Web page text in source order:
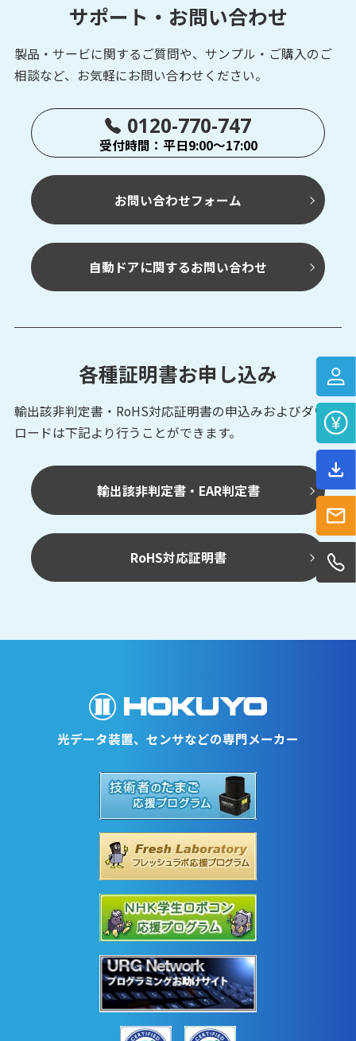
サポート・お問い合わせ
製品・サービに関するご質問や、サンプル・ご購入の ご
相談など、お気軽にお問い合わせください。
0120-770-747
受付時間：平日9:00～17:00
お問い合わせフォーム
自動ドアに関するお問い合わせ
各種証明書お申し込み
輸出該非判定書・RoHS対応証明書の申込みおよびダウン
ロードは下記より行うことができます。
輸出該非判定書・EAR判定書
RoHS対応証明書
光データ装置、センサなどの専門メーカー